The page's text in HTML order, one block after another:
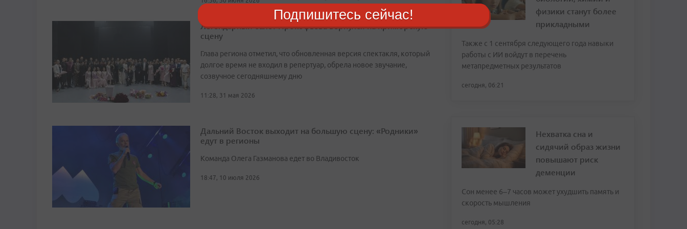
Легендарный балет Прокофьева вернулся на приморскую
сцену
Глава региона отметил, что обновленная версия спектакля, который
долгое время не входил в репертуар, обрела новое звучание,
созвучное сегодняшнему дню
11:28, 31 мая 2026
Дальний Восток выходит на большую сцену: «Родники»
едут в регионы
Команда Олега Газманова едет во Владивосток
18:47, 10 июля 2026
физики станут более
прикладными
Также с 1 сентября следующего года навыки
работы с ИИ войдут в перечень
метапредметных результатов
сегодня, 06:21
Нехватка сна и
сидячий образ жизни
повышают риск
деменции
Сон менее 6–7 часов может ухудшить память и
скорость мышления
сегодня, 05:28
Подпишитесь сейчас!